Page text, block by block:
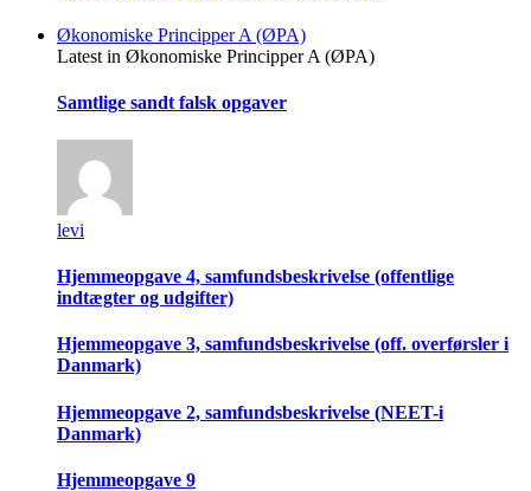
Økonomiske Principper A (ØPA)
Latest in Økonomiske Principper A (ØPA)
Samtlige sandt falsk opgaver
levi
Hjemmeopgave 4, samfundsbeskrivelse (offentlige
indtægter og udgifter)
Hjemmeopgave 3, samfundsbeskrivelse (off. overførsler i
Danmark)
Hjemmeopgave 2, samfundsbeskrivelse (NEET-i
Danmark)
Hjemmeopgave 9